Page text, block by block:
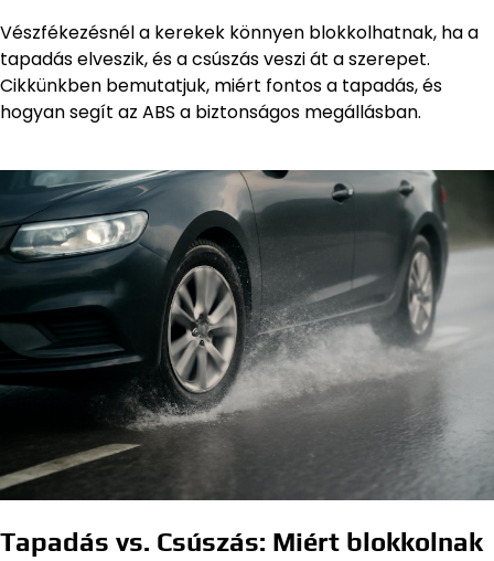
Vészfékezésnél a kerekek könnyen blokkolhatnak, ha a
tapadás elveszik, és a csúszás veszi át a szerepet.
Cikkünkben bemutatjuk, miért fontos a tapadás, és
hogyan segít az ABS a biztonságos megállásban.
Tapadás vs. Csúszás: Miért blokkolnak